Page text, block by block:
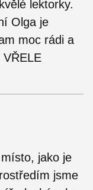
lektorky.
Olga je
moc rádi a
jako je
jsme